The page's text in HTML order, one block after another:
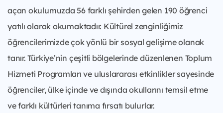
açan okulumuzda 56 farklı şehirden gelen 190 öğrenci
yatılı olarak okumaktadır. Kültürel zenginliğimiz
öğrencilerimizde çok yönlü bir sosyal gelişime olanak
tanır. Türkiye’nin çeşitli bölgelerinde düzenlenen Toplum
Hizmeti Programları ve uluslararası etkinlikler sayesinde
öğrenciler, ülke içinde ve dışında okullarını temsil etme
ve farklı kültürleri tanıma fırsatı bulurlar.